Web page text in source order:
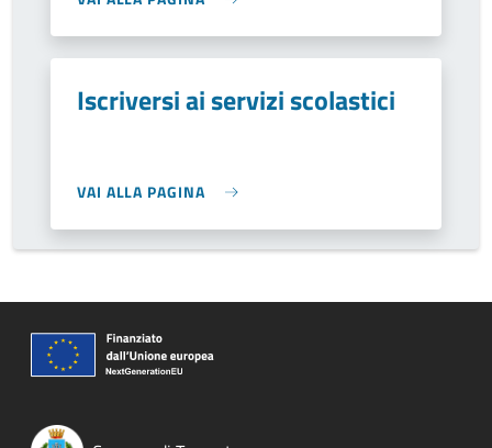
Iscriversi ai servizi scolastici
VAI ALLA PAGINA